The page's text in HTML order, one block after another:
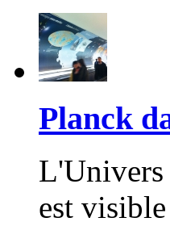
Planck
L'Univers
est